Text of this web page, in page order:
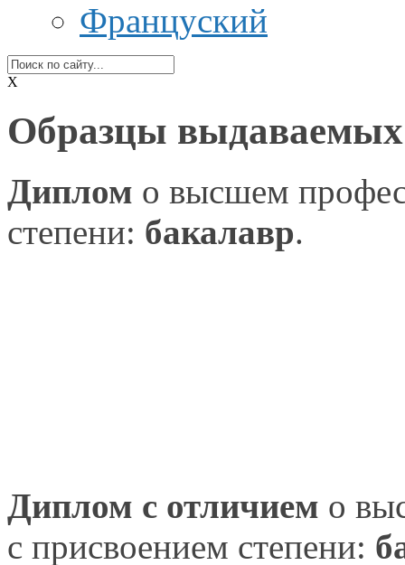
Француский
X
Образцы
Диплом о высшем
степени: бакалавр.
Диплом с отличием о
с присвоением степени: